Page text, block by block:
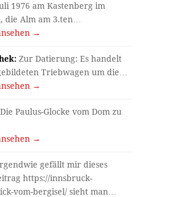
1976 am Kastenberg im
die Alm am 3.ten…
→
Zur Datierung: Es handelt
Triebwagen um die…
→
Die Paulus-Glocke vom Dom zu
→
gefällt mir dieses
https://innsbruck-
vom-bergisel/ sieht man…